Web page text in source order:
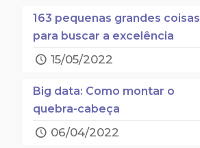
163 pequenas grandes coisas
para buscar a excelência
15/05/2022
Big data: Como montar o
quebra-cabeça
06/04/2022